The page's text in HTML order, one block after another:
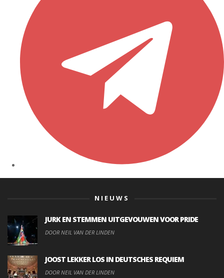
NIEUWS
JURK EN STEMMEN UITGEVOUWEN VOOR PRIDE
DOOR NEIL VAN DER LINDEN
JOOST LEKKER LOS IN DEUTSCHES REQUIEM
DOOR NEIL VAN DER LINDEN